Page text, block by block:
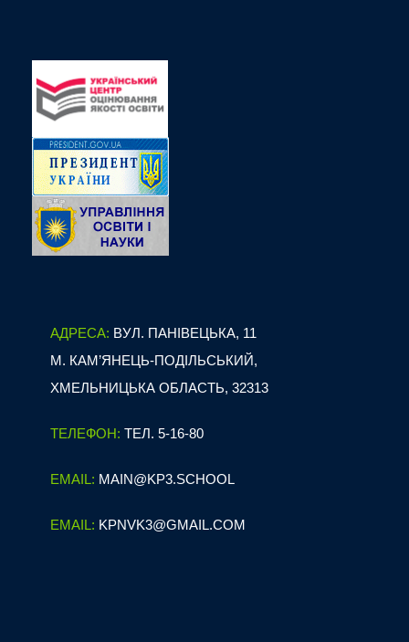
АДРЕСА: ВУЛ. ПАНІВЕЦЬКА, 11
М. КАМ’ЯНЕЦЬ-ПОДІЛЬСЬКИЙ,
ХМЕЛЬНИЦЬКА ОБЛАСТЬ, 32313
ТЕЛЕФОН: ТЕЛ. 5-16-80
EMAIL: MAIN@KP3.SCHOOL
EMAIL: KPNVK3@GMAIL.COM